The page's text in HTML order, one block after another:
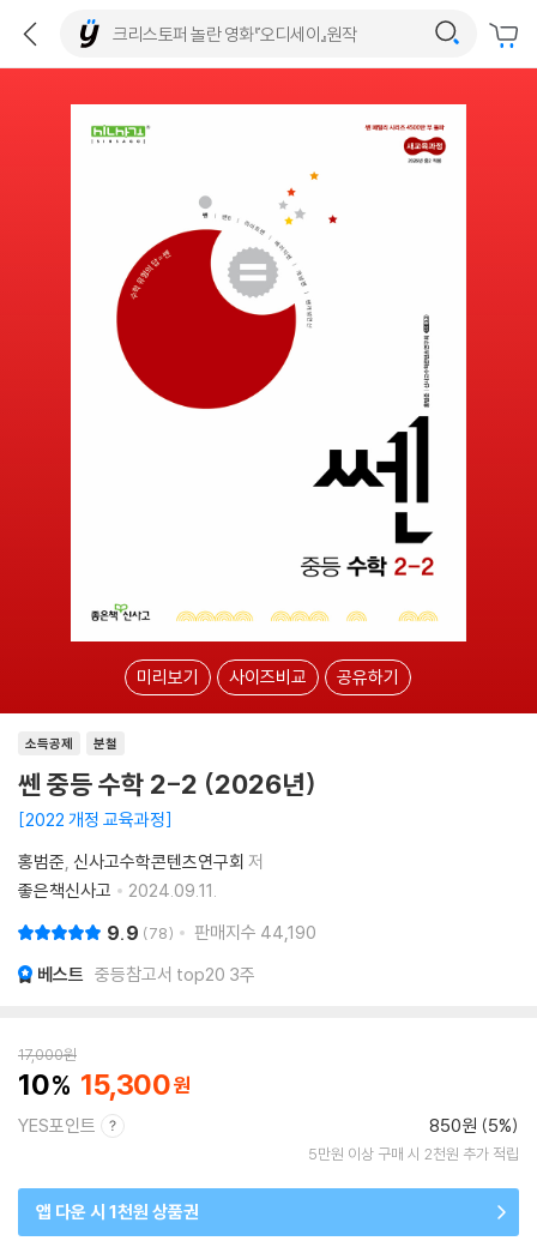
미리보기 사이즈비교 공유하기
소득공제 분철
쎈 중등 수학 2-2 (2026년)
2022 개정 교육과정
홍범준 신사고수학콘텐츠연구회 저
좋은책신사고
2024.09.11.
9.9 78 판매지수 44,190
베스트 중등참고서 top20 3주
17,000원
10 15,300
YES포인트 850원 (5%)
5만원 이상 구매 시 2천원 추가 적립
앱 다운 시 1천원 상품권